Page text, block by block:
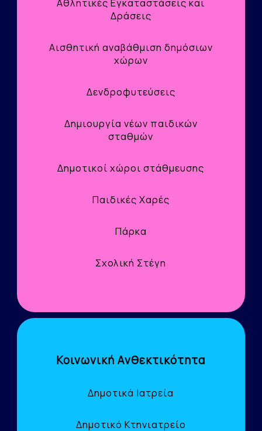
Αθλητικές Εγκαταστάσεις και
Δράσεις
Αισθητική αναβάθμιση δημόσιων
χώρων
Δενδροφυτεύσεις
Δημιουργία νέων παιδικών
σταθμών
Δημοτικοί χώροι στάθμευσης
Παιδικές Χαρές
Πάρκα
Σχολική Στέγη
Κοινωνική Ανθεκτικότητα
Δημοτικά Ιατρεία
Δημοτικό Κτηνιατρείο